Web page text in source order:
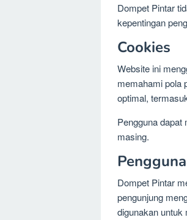
Dompet Pintar
kepentingan
Cookies
Website ini
memahami pola
optimal,
Pengguna
masing.
Dompet Pintar
pengunjung
digunakan untuk